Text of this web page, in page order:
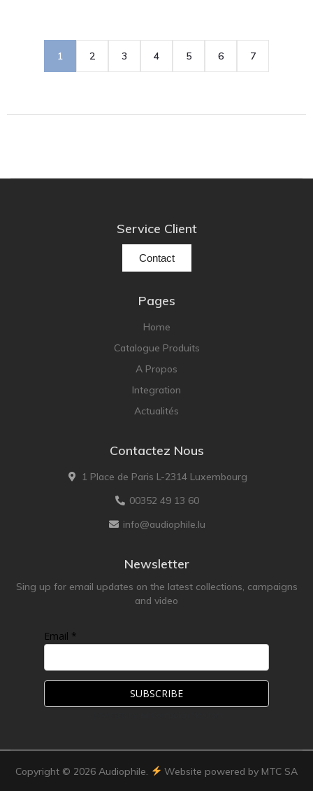
1 2 3 4 5 6 7
Service Client
Contact
Pages
Home
Catalogue Produits
A Propos
Integration
Actualités
Contactez Nous
1 Place de Paris L-2314 Luxembourg
00352 49 13 60
info@audiophile.lu
Newsletter
Sing up for email updates on the latest collections, campaigns
and video
Email *
Copyright © 2026Audiophile. Website powered by MTC SA